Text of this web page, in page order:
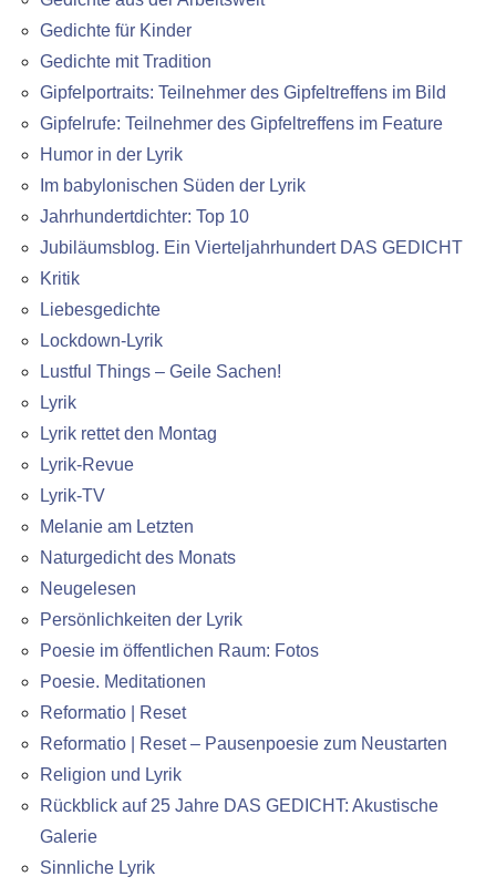
Gedichte für Kinder
Gedichte mit Tradition
Gipfelportraits: Teilnehmer des Gipfeltreffens im Bild
Gipfelrufe: Teilnehmer des Gipfeltreffens im Feature
Humor in der Lyrik
Im babylonischen Süden der Lyrik
Jahrhundertdichter: Top 10
Jubiläumsblog. Ein Vierteljahrhundert DAS GEDICHT
Kritik
Liebesgedichte
Lockdown-Lyrik
Lustful Things – Geile Sachen!
Lyrik
Lyrik rettet den Montag
Lyrik-Revue
Lyrik-TV
Melanie am Letzten
Naturgedicht des Monats
Neugelesen
Persönlichkeiten der Lyrik
Poesie im öffentlichen Raum: Fotos
Poesie. Meditationen
Reformatio | Reset
Reformatio | Reset – Pausenpoesie zum Neustarten
Religion und Lyrik
Rückblick auf 25 Jahre DAS GEDICHT: Akustische
Galerie
Sinnliche Lyrik